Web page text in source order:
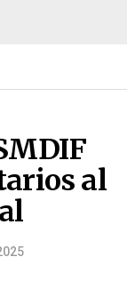
al